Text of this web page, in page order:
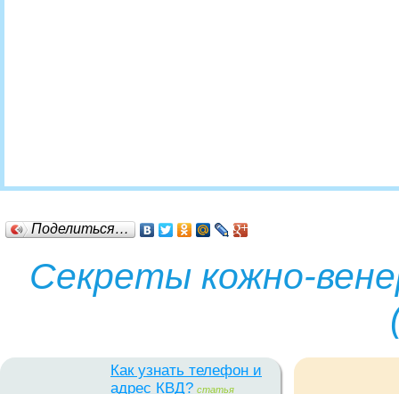
Поделиться…
Секреты кожно-
Как узнать телефон и
адрес КВД? статья